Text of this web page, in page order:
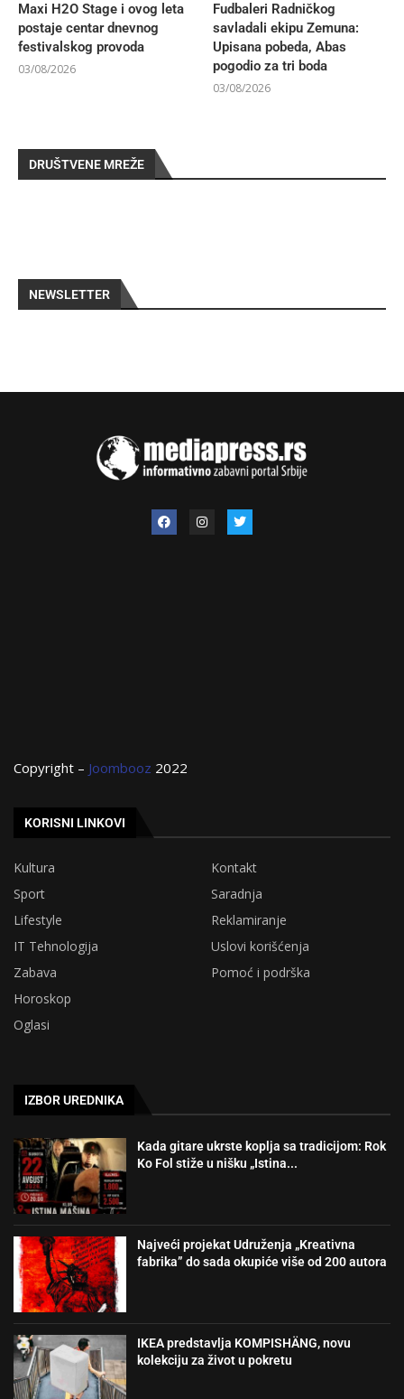
Maxi H2O Stage i ovog leta
postaje centar dnevnog
festivalskog provoda
03/08/2026
Fudbaleri Radničkog
savladali ekipu Zemuna:
Upisana pobeda, Abas
pogodio za tri boda
03/08/2026
DRUŠTVENE MREŽE
NEWSLETTER
Copyright – Joombooz 2022
KORISNI LINKOVI
Kultura
Kontakt
Sport
Saradnja
Lifestyle
Reklamiranje
IT Tehnologija
Uslovi korišćenja
Zabava
Pomoć i podrška
Horoskop
Oglasi
IZBOR UREDNIKA
Kada gitare ukrste koplja sa tradicijom: Rok
Ko Fol stiže u nišku „Istina...
Najveći projekat Udruženja „Kreativna
fabrika” do sada okupiće više od 200 autora
IKEA predstavlja KOMPISHÄNG, novu
kolekciju za život u pokretu